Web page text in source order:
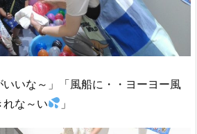
いいな～」「風船に・・ヨーヨー風
な～い
」